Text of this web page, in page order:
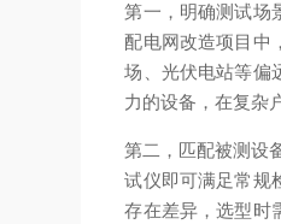
第一，明确测试场
配电网改造项目中
场、光伏电站等偏
力的设备，在复杂
第二，匹配被测设
试仪即可满足常规
存在差异，选型时